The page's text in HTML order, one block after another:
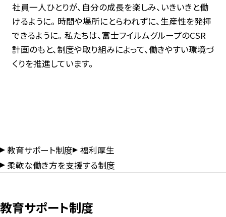
社員一人ひとりが、自分の成長を楽しみ、いきいきと働
けるように。 時間や場所にとらわれずに、生産性を発揮
できるように。 私たちは、富士フイルムグループのCSR
計画のもと、制度や取り組みによって、働きやすい環境づ
くりを推進しています。
教育サポート制度
福利厚生
柔軟な働き方を支援する制度
教育サポート制度